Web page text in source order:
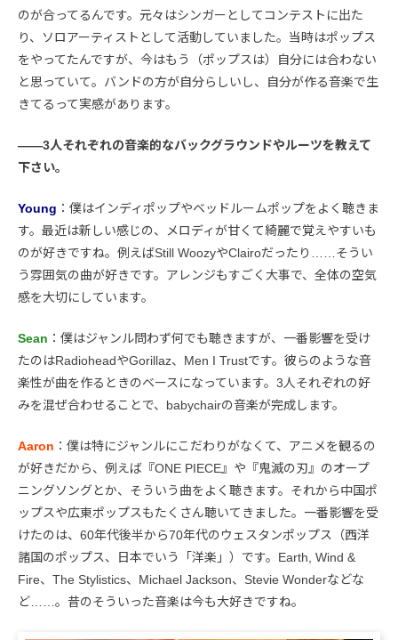
のが合ってるんです。元々はシンガーとしてコンテストに出た
り、ソロアーティストとして活動していました。当時はポップス
をやってたんですが、今はもう（ポップスは）自分には合わない
と思っていて。バンドの方が自分らしいし、自分が作る音楽で生
きてるって実感があります。
――3人それぞれの音楽的なバックグラウンドやルーツを教えて
下さい。
Young ：僕はインディポップやベッドルームポップをよく聴きま
す。最近は新しい感じの、メロディが甘くて綺麗で覚えやすいも
のが好きですね。例えばStill WoozyやClairoだったり……そうい
う雰囲気の曲が好きです。アレンジもすごく大事で、全体の空気
感を大切にしています。
Sean ：僕はジャンル問わず何でも聴きますが、一番影響を受け
たのはRadioheadやGorillaz、Men I Trustです。彼らのような音
楽性が曲を作るときのベースになっています。3人それぞれの好
みを混ぜ合わせることで、babychairの音楽が完成します。
Aaron ：僕は特にジャンルにこだわりがなくて、アニメを観るの
が好きだから、例えば『ONE PIECE』や『鬼滅の刃』のオープ
ニングソングとか、そういう曲をよく聴きます。それから中国ポ
ップスや広東ポップスもたくさん聴いてきました。一番影響を受
けたのは、60年代後半から70年代のウェスタンポップス（西洋
諸国のポップス、日本でいう「洋楽」）です。Earth, Wind &
Fire、The Stylistics、Michael Jackson、Stevie Wonderなどな
ど……。昔のそういった音楽は今も大好きですね。